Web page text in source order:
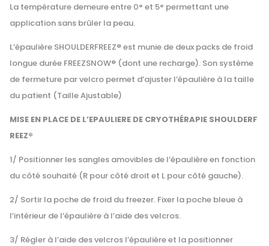
La température demeure entre 0° et 5° permettant une
application sans brûler la peau.
L’épaulière SHOULDERFREEZ® est munie de deux packs de froid
longue durée FREEZSNOW® (dont une recharge). Son système
de fermeture par velcro permet d’ajuster l’épaulière à la taille
du patient (Taille Ajustable)
MISE EN PLACE DE L’EPAULIERE DE CRYOTHÉRAPIE SHOULDERF
REEZ®
1/ Positionner les sangles amovibles de l’épaulière en fonction
du côté souhaité (R pour côté droit et L pour côté gauche).
2/ Sortir la poche de froid du freezer. Fixer la poche bleue à
l’intérieur de l’épaulière à l’aide des velcros.
3/ Régler à l’aide des velcros l’épaulière et la positionner